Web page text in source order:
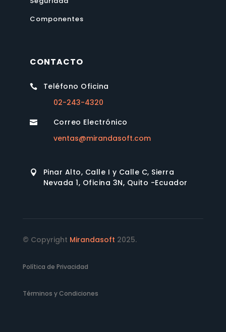
Componentes
CONTACTO

Teléfono Oficina
02-243-4320

Correo Electrónico
ventas@mirandasoft.com

Pinar Alto, Calle I y Calle C, Sierra
Nevada 1, Oficina 3N, Quito -Ecuador
© Copyright Mirandasoft 2025.
Política de Privacidad
Términos y Condiciones